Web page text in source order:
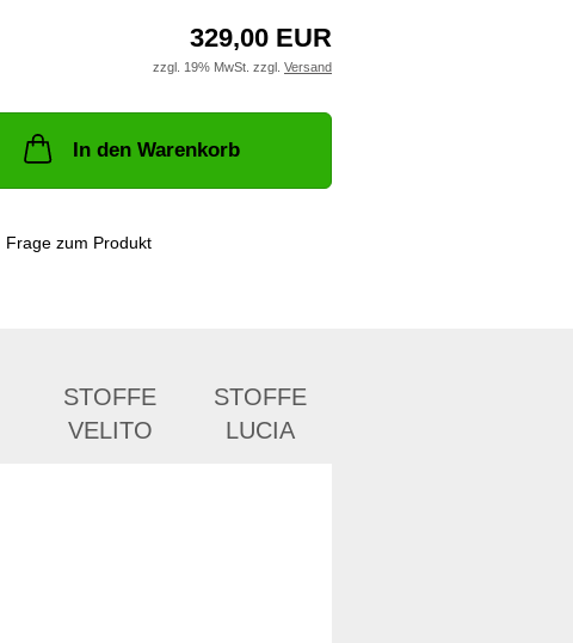
329,00 EUR
zzgl. 19% MwSt. zzgl. Versand
In den Warenkorb
Frage zum Produkt
STOFFE
VELITO
STOFFE
LUCIA